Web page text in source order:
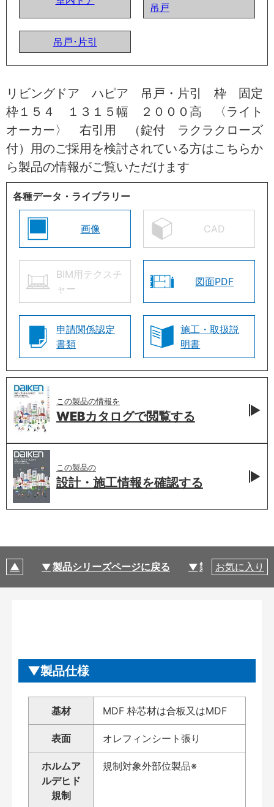
吊戸
吊戸･片引
リビングドア ハピア 吊戸・片引 枠 固定
枠１５４ １３１５幅 ２０００高 〈ライト
オーカー〉 右引用 （錠付 ラクラクローズ
付）用のご採用を検討されている方はこちらか
ら製品の情報がご覧いただけます
各種データ・ライブラリー
画像 CAD
BIM用テクスチ
ャー
図面PDF
申請関係認定
書類
施工・取扱説
明書
この製品の情報を
WEBカタログで閲覧する
この製品の
設計・施工情報を確認する
製品シリーズページに戻る 製品仕様
お気に入り
製品仕様
基材 MDF 枠芯材は合板又はMDF
表面 オレフィンシート張り
ホルムア
ルデヒド
規制
規制対象外部位製品※